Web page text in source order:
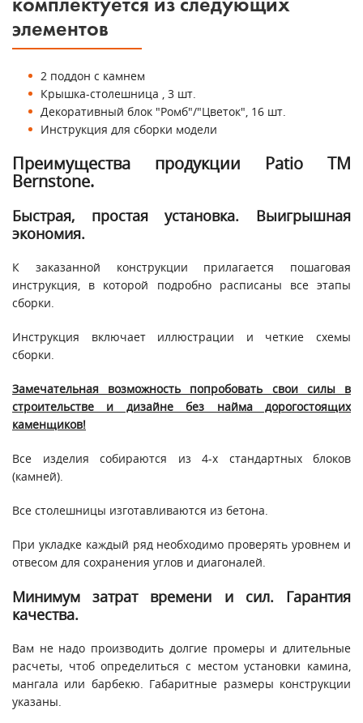
комплектуется из следующих
элементов
2 поддон с камнем
Крышка-столешница , 3 шт.
Декоративный блок "Ромб"/"Цветок", 16 шт.
Инструкция для сборки модели
Преимущества продукции Patio ТМ
Bernstone.
Быстрая, простая установка. Выигрышная
экономия.
К заказанной конструкции прилагается пошаговая
инструкция, в которой подробно расписаны все этапы
сборки.
Инструкция включает иллюстрации и четкие схемы
сборки.
Замечательная возможность попробовать свои силы в
строительстве и дизайне без найма дорогостоящих
каменщиков!
Все изделия собираются из 4-х стандартных блоков
(камней).
Все столешницы изготавливаются из бетона.
При укладке каждый ряд необходимо проверять уровнем и
отвесом для сохранения углов и диагоналей.
Минимум затрат времени и сил. Гарантия
качества.
Вам не надо производить долгие промеры и длительные
расчеты, чтоб определиться с местом установки камина,
мангала или барбекю. Габаритные размеры конструкции
указаны.